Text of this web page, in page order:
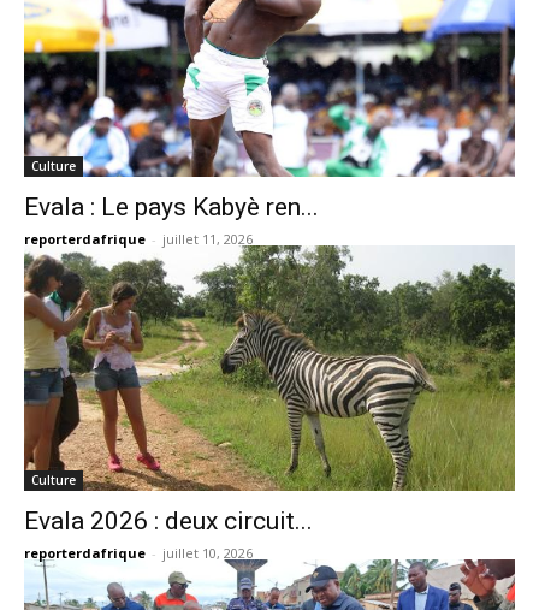
Culture
Evala : Le pays Kabyè ren...
reporterdafrique - juillet 11, 2026
Culture
Evala 2026 : deux circuit...
reporterdafrique - juillet 10, 2026